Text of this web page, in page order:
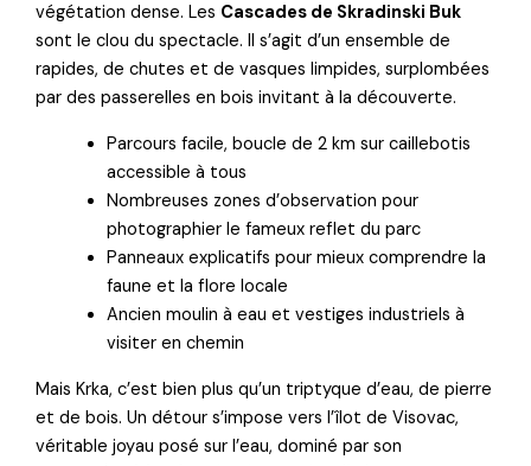
végétation dense. Les Cascades de Skradinski Buk
sont le clou du spectacle. Il s’agit d’un ensemble de
rapides, de chutes et de vasques limpides, surplombées
par des passerelles en bois invitant à la découverte.
Parcours facile, boucle de 2 km sur caillebotis
accessible à tous
Nombreuses zones d’observation pour
photographier le fameux reflet du parc
Panneaux explicatifs pour mieux comprendre la
faune et la flore locale
Ancien moulin à eau et vestiges industriels à
visiter en chemin
Mais Krka, c’est bien plus qu’un triptyque d’eau, de pierre
et de bois. Un détour s’impose vers l’îlot de Visovac,
véritable joyau posé sur l’eau, dominé par son